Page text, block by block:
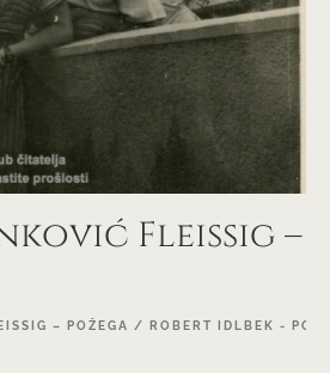
Fleissig –
– POŽEGA / ROBERT IDLBEK -